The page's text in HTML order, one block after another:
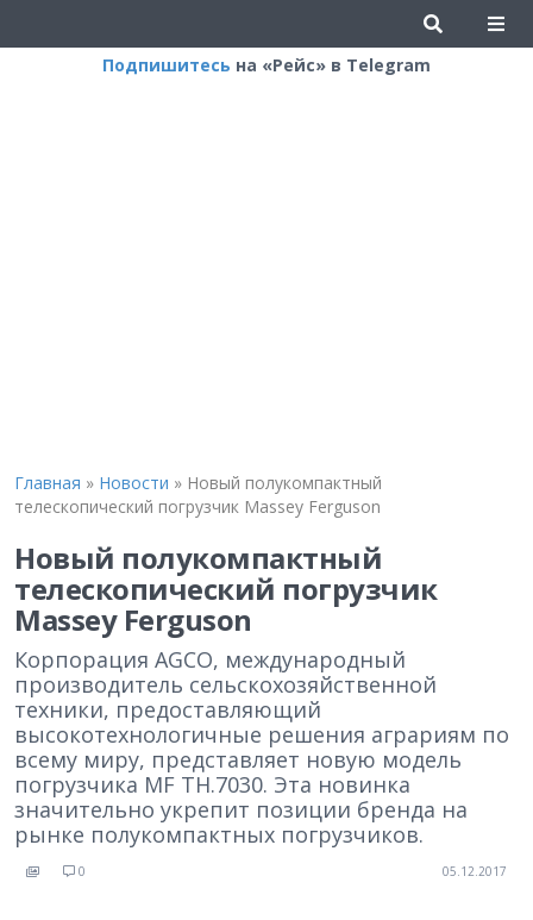
Подпишитесь на «Рейс» в Telegram
Главная » Новости » Новый полукомпактный
телескопический погрузчик Massey Ferguson
Новый полукомпактный
телескопический погрузчик
Massey Ferguson
Корпорация AGCO, международный
производитель сельскохозяйственной
техники, предоставляющий
высокотехнологичные решения аграриям по
всему миру, представляет новую модель
погрузчика MF TH.7030. Эта новинка
значительно укрепит позиции бренда на
рынке полукомпактных погрузчиков.
0 05.12.2017